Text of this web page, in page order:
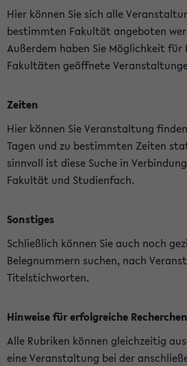
Hier können Sie sich alle
bestimmten Fakultät angeboten
Außerdem haben Sie Möglichkeit
Fakultäten geöffnete
Zeiten
Hier können Sie Veranstaltung
Tagen und zu bestimmten Zeiten
sinnvoll ist diese Suche in
Fakultät und Studienfach.
Sonstiges
Schließlich können Sie auch noch
Belegnummern suchen, nach
Titelstichworten.
Hinweise für erfolgreiche Recherchen
Alle Rubriken können gleichzeitig
eine Veranstaltung bei der